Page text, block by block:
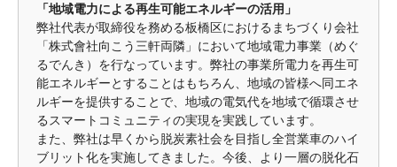
「地域電力による再生可能エネルギーの活用」
弊社代表が取締役を務める板橋区におけるまちづくり会社
「株式會社向こう三軒両隣」において地域電力事業（めぐ
るでんき）を行なっています。弊社の事業所電力を再生可
能エネルギーとすることはもちろん、地域の皆様へ同エネ
ルギーを提供することで、地域の電気代を地域で循環させ
るスマートコミュニティの実現を実践しています。
また、弊社は早くから脱炭素社会を目指し全営業車のハイ
ブリット化を実施してきました。今後、より一層の脱化石